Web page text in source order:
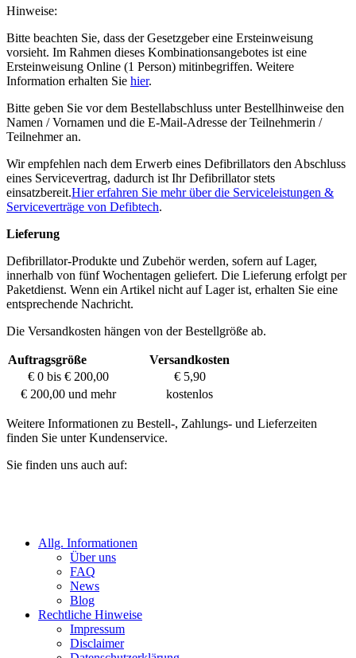
Hinweise:
Bitte beachten Sie, dass der Gesetzgeber eine Ersteinweisung
vorsieht. Im Rahmen dieses Kombinationsangebotes ist eine
Ersteinweisung Online (1 Person) mitinbegriffen. Weitere
Information erhalten Sie hier.
Bitte geben Sie vor dem Bestellabschluss unter Bestellhinweise den
Namen / Vornamen und die E-Mail-Adresse der Teilnehmerin /
Teilnehmer an.
Wir empfehlen nach dem Erwerb eines Defibrillators den Abschluss
eines Servicevertrag, dadurch ist Ihr Defibrillator stets
einsatzbereit.Hier erfahren Sie mehr über die Serviceleistungen &
Serviceverträge von Defibtech.
Lieferung
Defibrillator-Produkte und Zubehör werden, sofern auf Lager,
innerhalb von fünf Wochentagen geliefert. Die Lieferung erfolgt per
Paketdienst. Wenn ein Artikel nicht auf Lager ist, erhalten Sie eine
entsprechende Nachricht.
Die Versandkosten hängen von der Bestellgröße ab.
Auftragsgröße
Versandkosten
€ 0 bis € 200,00
€ 5,90
€ 200,00 und mehr
kostenlos
Weitere Informationen zu Bestell-, Zahlungs- und Lieferzeiten
finden Sie unter Kundenservice.
Sie finden uns auch auf:
Allg. Informationen
Über uns
FAQ
News
Blog
Rechtliche Hinweise
Impressum
Disclaimer